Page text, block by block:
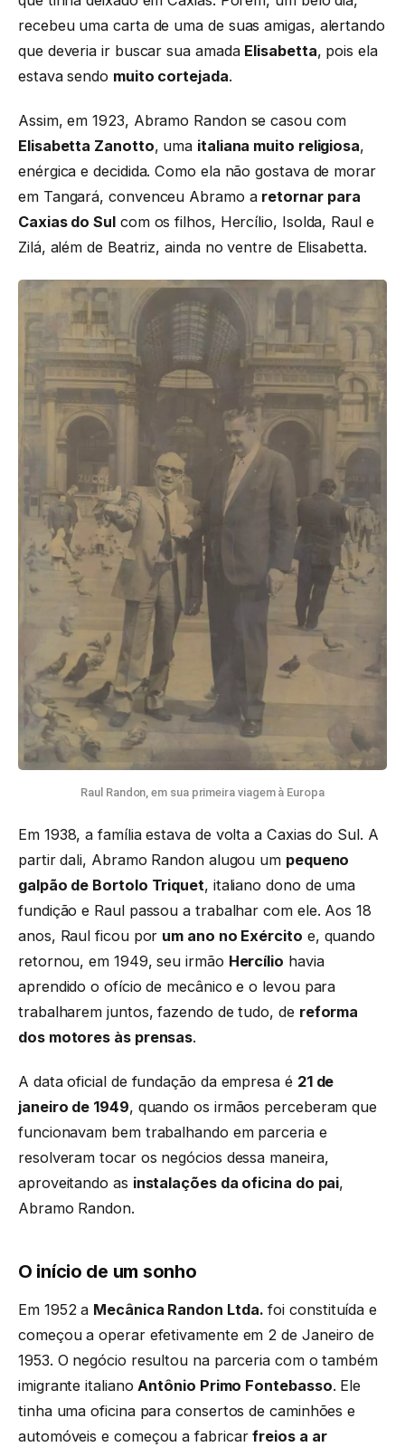
recebeu uma carta de uma de suas amigas, alertando
que deveria ir buscar sua amada Elisabetta, pois ela
estava sendo muito cortejada.
Assim, em 1923, Abramo Randon se casou com
Elisabetta Zanotto, uma italiana muito religiosa,
enérgica e decidida. Como ela não gostava de morar
em Tangará, convenceu Abramo a retornar para
Caxias do Sulcom os filhos, Hercílio, Isolda, Raul e
Zilá, além de Beatriz, ainda no ventre de Elisabetta.
Raul Randon, em sua primeira viagem à Europa
Em 1938, a família estava de volta a Caxias do Sul. A
partir dali, Abramo Randon alugou um pequeno
galpão de Bortolo Triquet, italiano dono de uma
fundição e Raul passou a trabalhar com ele. Aos 18
anos, Raul ficou por um ano no Exército e, quando
retornou, em 1949, seu irmão Hercílio havia
aprendido o ofício de mecânico e o levou para
trabalharem juntos, fazendo de tudo, de reforma
dos motores às prensas.
A data oficial de fundação da empresa é 21 de
janeiro de 1949, quando os irmãos perceberam que
funcionavam bem trabalhando em parceria e
resolveram tocar os negócios dessa maneira,
aproveitando as instalações da oficina do pai,
Abramo Randon.
O início de um sonho
Em 1952 a Mecânica Randon Ltda. foi constituída e
começou a operar efetivamente em 2 de Janeiro de
1953. O negócio resultou na parceria com o também
imigrante italianoAntônio Primo Fontebasso. Ele
tinha uma oficina para consertos de caminhões e
automóveis e começou a fabricarfreios a ar